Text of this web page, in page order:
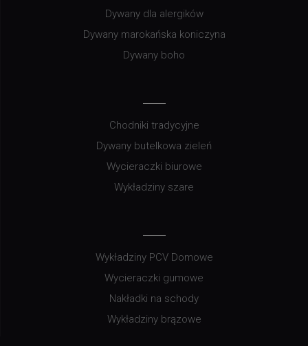
Dywany dla alergików
Dywany marokańska koniczyna
Dywany boho
Chodniki tradycyjne
Dywany butelkowa zieleń
Wycieraczki biurowe
Wykładziny szare
Wykładziny PCV Domowe
Wycieraczki gumowe
Nakładki na schody
Wykładziny brązowe